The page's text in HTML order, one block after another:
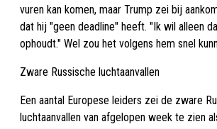
vuren kan komen, maar Trump zei bij
dat hij "geen deadline" heeft. "Ik wil alleen
ophoudt." Wel zou het volgens hem snel
Zware Russische luchtaanvallen
Een aantal Europese leiders zei de zware
luchtaanvallen van afgelopen week te zien